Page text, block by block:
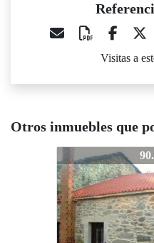
Visitas a
Otros inmuebles que
90.000 €
2928-CV